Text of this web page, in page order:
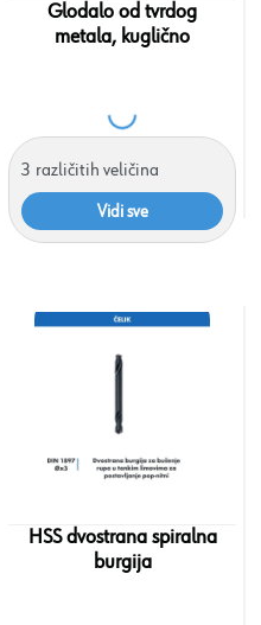
Glodalo od tvrdog
metala, kuglično
3 različitih veličina
Vidi sve
HSS dvostrana spiralna
burgija